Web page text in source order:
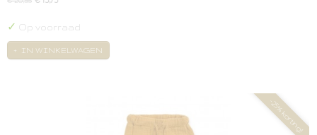
✓ Op voorraad
IN WINKELWAGEN
-25% korting!